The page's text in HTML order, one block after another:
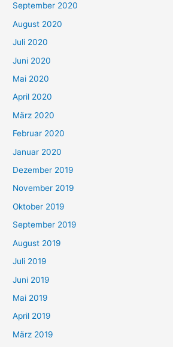
September 2020
August 2020
Juli 2020
Juni 2020
Mai 2020
April 2020
März 2020
Februar 2020
Januar 2020
Dezember 2019
November 2019
Oktober 2019
September 2019
August 2019
Juli 2019
Juni 2019
Mai 2019
April 2019
März 2019